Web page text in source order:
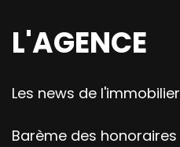
L'AGENCE
Les news de l'immobilier
Barème des honoraires